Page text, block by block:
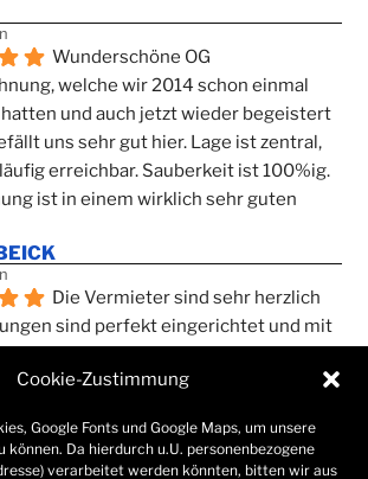
Cookie-Zustimmung
Google Fonts und Google Maps, um unsere
können. Da hierdurch u.U. personenbezogene
verarbeitet werden könnten, bitten wir aus
Wunderschöne OG
welche wir 2014 schon einmal
und auch jetzt wieder begeistert
uns sehr gut hier. Lage ist zentral,
erreichbar. Sauberkeit ist 100%ig.
ist in einem wirklich sehr guten
Die Vermieter sind sehr herzlich
sind perfekt eingerichtet und mit
ist nicht zu toppen. Einfach ankommen